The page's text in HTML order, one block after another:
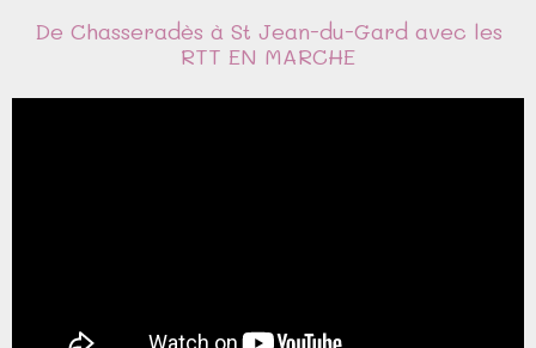
De Chasseradès à St Jean-du-Gard avec les
RTT EN MARCHE